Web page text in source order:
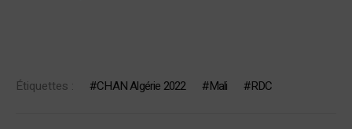
Étiquettes : CHAN Algérie 2022 Mali RDC